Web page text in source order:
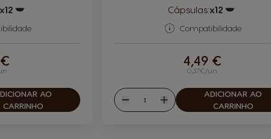
x12
AO
CARRINHO
Cápsulas:x12
Compatibilidade
0,37€/un
4,49 €
Reduzir
Quantidade
Aumentar
ADICIONAR AO
CARRINHO